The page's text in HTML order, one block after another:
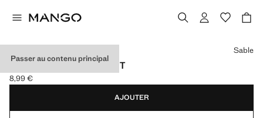
Passer au contenu principal
T-SHIRT À COL MONTANT
Prix actuel [8,99 € ]
8,99 €
Choisissez une couleur
Sable
AJOUTER